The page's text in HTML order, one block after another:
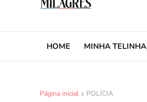
HOME MINHA TELINHA
Página inicial POLÍCIA